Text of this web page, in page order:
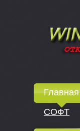
Главная
СОФТ